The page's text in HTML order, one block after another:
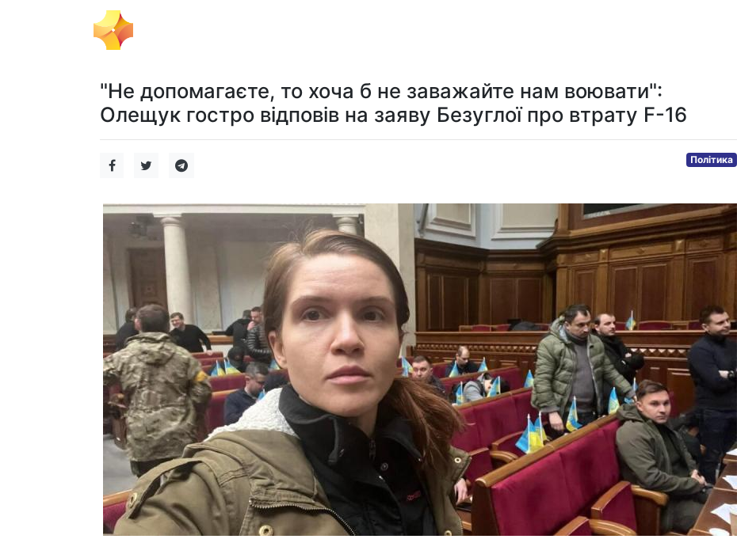
"Не допомагаєте, то хоча б не заважайте нам воювати":
Олещук гостро відповів на заяву Безуглої про втрату F-16
Політика